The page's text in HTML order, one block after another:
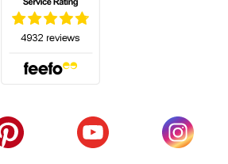
neuen Tab)
(öffnet sich in einem neuen Tab)
(öffnet sich in einem
(öffnet